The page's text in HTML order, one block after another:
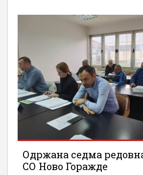
Одржана седма
СО Ново Горажде